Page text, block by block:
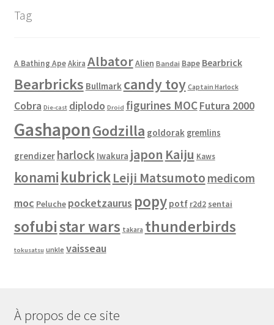
Tag
A Bathing Ape Akira AlbatorAlien Bandai Bape Bearbrick
Bearbricks Bullmark candy toy Captain Harlock
Cobra Die-cast diplodo Droid figurines MOCFutura 2000
GashaponGodzilla goldorak gremlins
grendizer harlock Iwakura japon Kaiju Kaws
konami kubrickLeiji Matsumoto medicom
moc Peluche pocketzaurus popy potf r2d2 sentai
sofubistar wars takara thunderbirds
tokusatsu unkle vaisseau
À propos de ce site